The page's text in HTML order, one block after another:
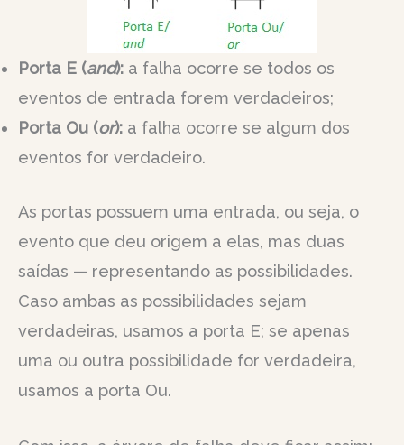
Porta E (and): a falha ocorre se todos os
eventos de entrada forem verdadeiros;
Porta Ou (or): a falha ocorre se algum dos
eventos for verdadeiro.
As portas possuem uma entrada, ou seja, o
evento que deu origem a elas, mas duas
saídas — representando as possibilidades.
Caso ambas as possibilidades sejam
verdadeiras, usamos a porta E; se apenas
uma ou outra possibilidade for verdadeira,
usamos a porta Ou.